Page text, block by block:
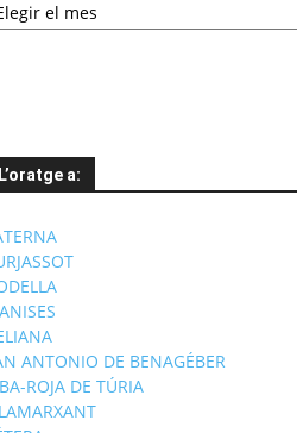
L’oratge a:
ANTONIO DE BENAGÉBER
ROJA DE TÚRIA